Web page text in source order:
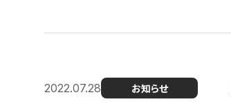
2022.07.28 お知らせ